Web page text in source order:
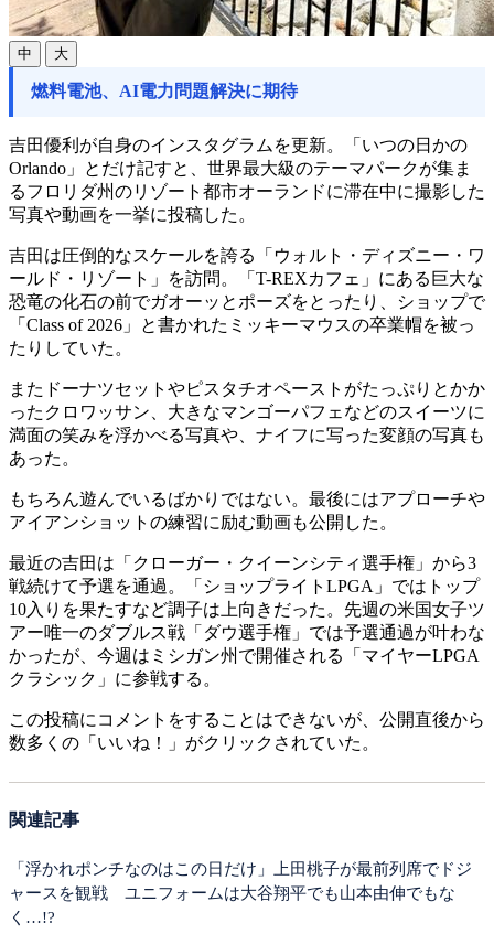
中 大
燃料電池、AI電力問題解決に期待
吉田優利が自身のインスタグラムを更新。「いつの日かの
Orlando」とだけ記すと、世界最大級のテーマパークが集ま
るフロリダ州のリゾート都市オーランドに滞在中に撮影した
写真や動画を一挙に投稿した。
吉田は圧倒的なスケールを誇る「ウォルト・ディズニー・ワ
ールド・リゾート」を訪問。「T-REXカフェ」にある巨大な
恐竜の化石の前でガオーッとポーズをとったり、ショップで
「Class of 2026」と書かれたミッキーマウスの卒業帽を被っ
たりしていた。
またドーナツセットやピスタチオペーストがたっぷりとかか
ったクロワッサン、大きなマンゴーパフェなどのスイーツに
満面の笑みを浮かべる写真や、ナイフに写った変顔の写真も
あった。
もちろん遊んでいるばかりではない。最後にはアプローチや
アイアンショットの練習に励む動画も公開した。
最近の吉田は「クローガー・クイーンシティ選手権」から3
戦続けて予選を通過。「ショップライトLPGA」ではトップ
10入りを果たすなど調子は上向きだった。先週の米国女子ツ
アー唯一のダブルス戦「ダウ選手権」では予選通過が叶わな
かったが、今週はミシガン州で開催される「マイヤーLPGA
クラシック」に参戦する。
この投稿にコメントをすることはできないが、公開直後から
数多くの「いいね！」がクリックされていた。
関連記事
「浮かれポンチなのはこの日だけ」上田桃子が最前列席でドジ
ャースを観戦 ユニフォームは大谷翔平でも山本由伸でもな
く…!?